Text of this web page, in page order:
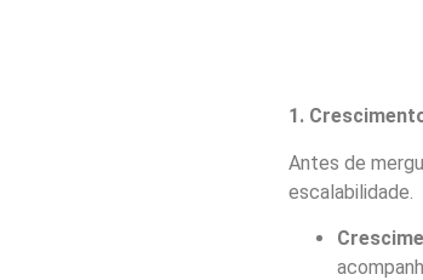
1.
Antes de
escalabilidade.